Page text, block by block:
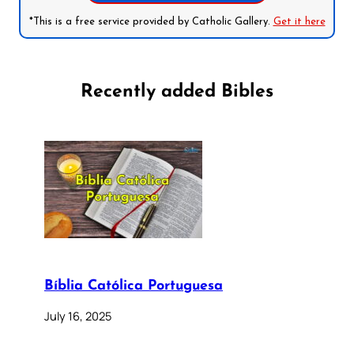
*This is a free service provided by Catholic Gallery. Get it here
Recently added Bibles
Bíblia Católica Portuguesa
July 16, 2025